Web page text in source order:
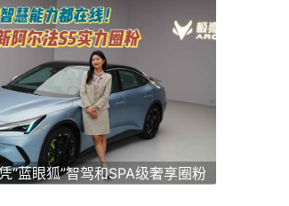
“蓝眼狐”智驾和SPA级奢享圈粉